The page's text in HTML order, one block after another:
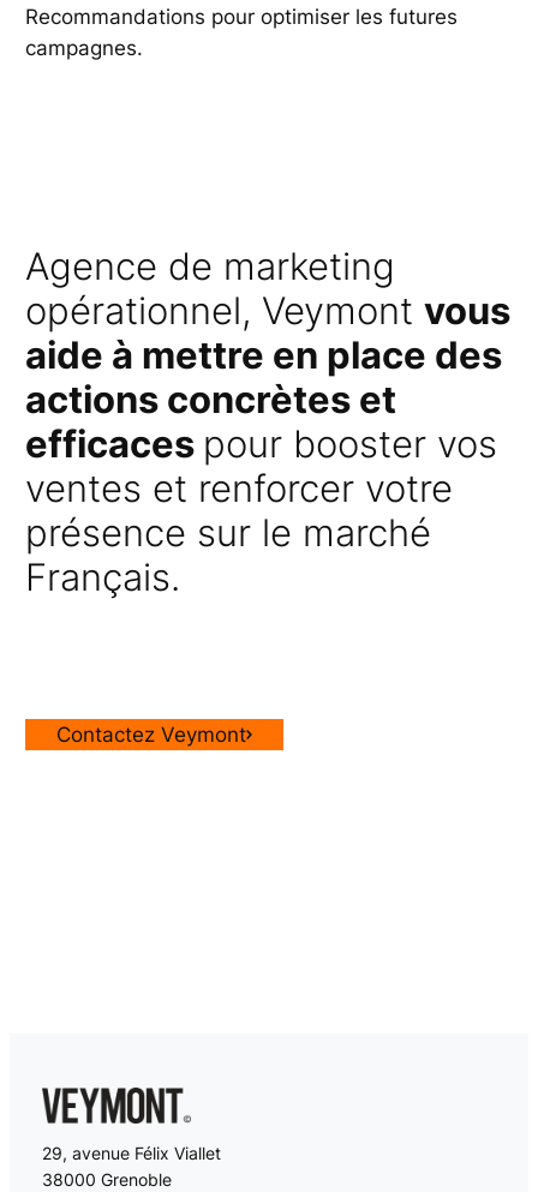
Recommandations pour optimiser les futures
campagnes.
Agence de marketing
opérationnel, Veymontvous
aide à mettre en place des
actions concrètes et
efficaces pour booster vos
ventes et renforcer votre
présence sur le marché
Français.
Contactez Veymont
29, avenue Félix Viallet
38000 Grenoble